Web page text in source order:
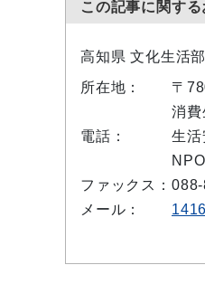
この記事に関す
高知県 文化生活
所在地：
〒
電話：
消
生
ファックス：
メール：